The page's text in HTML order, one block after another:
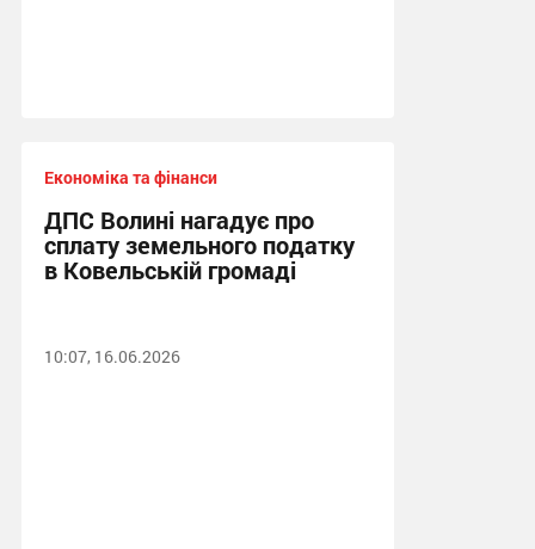
Економіка та фінанси
ДПС Волині нагадує про
сплату земельного податку
в Ковельській громаді
10:07, 16.06.2026